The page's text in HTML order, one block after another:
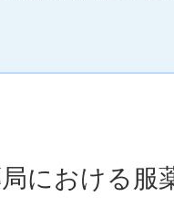
における服